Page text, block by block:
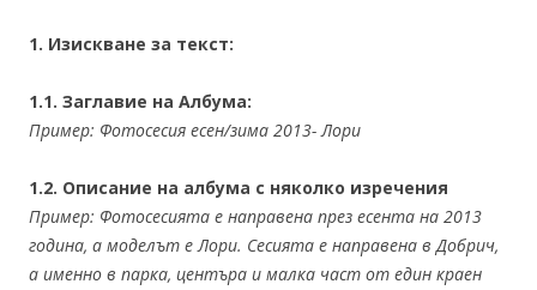
1. Изискване за текст:
1.1. Заглавие на Албума:
Пример: Фотосесия есен/зима 2013- Лори
1.2. Описание на албума с няколко изречения
Пример: Фотосесията е направена през есента на 2013
година, а моделът е Лори. Сесията е направена в Добрич,
а именно в парка, центъра и малка част от един краен